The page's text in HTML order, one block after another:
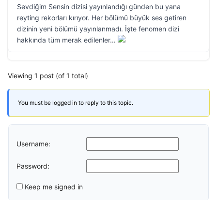
Sevdiğim Sensin dizisi yayınlandığı günden bu yana
reyting rekorları kırıyor. Her bölümü büyük ses getiren
dizinin yeni bölümü yayınlanmadı. İşte fenomen dizi
hakkında tüm merak edilenler…
Viewing 1 post (of 1 total)
You must be logged in to reply to this topic.
Username:
Password:
Keep me signed in